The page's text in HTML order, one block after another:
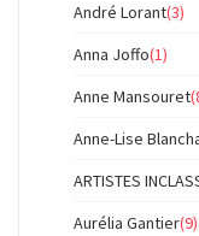
André Lorant(3)
Anna Joffo(1)
Anne Mansouret
Anne-Lise
ARTISTES
Aurélia Gantier(9)